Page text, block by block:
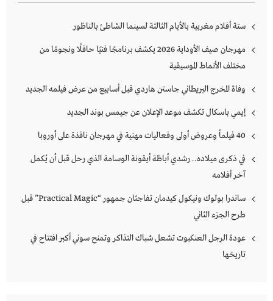
ستة أفلام مغربية بالأيام الثالثة لسينما الشاطئ بالناظور
مهرجان صيف الأوداية 2026 يكشف برنامجًا فنيًا حافلًا ونجومًا من
مختلف الأنماط الموسيقية
وفاة المخرج البريطاني جاستن هاردي قبل أسابيع من عرض فيلمه الجديد
إيمي باسكال تكشف موعد الإعلان عن جيمس بوند الجديد
40 فيلماً وعروض أولى وفعاليات مهنية في مهرجان نافذة على أوروبا
في ذكرى ميلاده.. رشدي أباظة أيقونة الوسامة الذي رحل قبل أن يُكمل
آخر أفلامه
ساندرا بولوك ونيكول كيدمان تفاجئان جمهور “Practical Magic” قبل
طرح الجزء الثاني
عودة الرجل العنكبوت تشعل شباك التذاكر وتمنح سوني أكبر افتتاح في
تاريخها